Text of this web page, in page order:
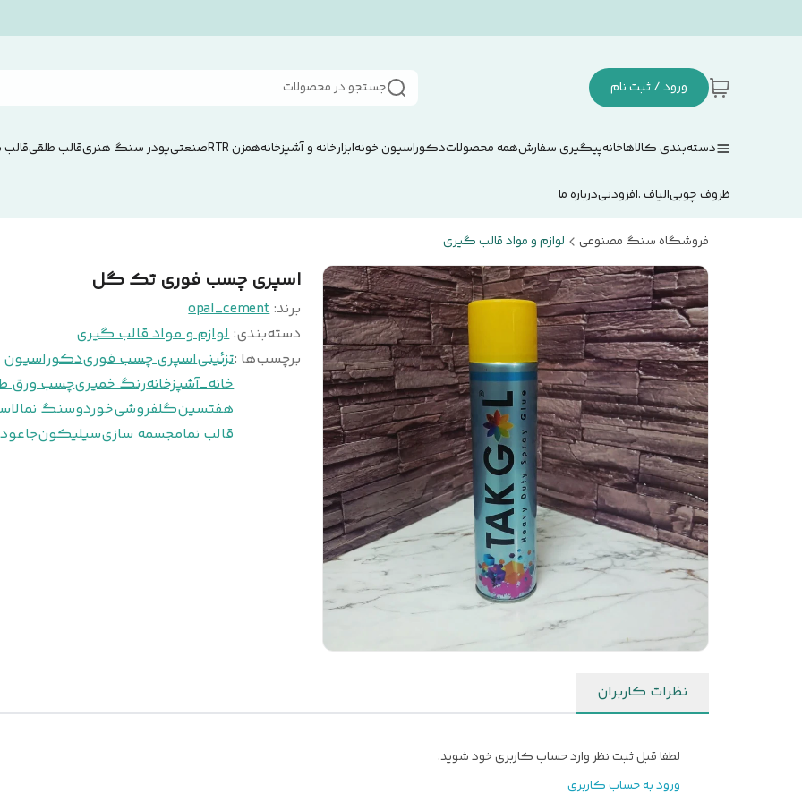
ورود / ثبت نام جستجو در محصولات
دسته‌بندی کالاهاخانهپیگیری سفارشهمه محصولاتدکوراسیون خونهابزارخانه و آشپزخانههمزن RTRصنعتی پودر سنگ هنریقالب طلقی
ظروف چوبیالیاف .افزودنیدرباره ما
فروشگاه سنگ مصنوعی لوازم و مواد قالب گیری
اسپری چسب فوری تک گل
برند:opal_cement
دسته‌بندی:لوازم و مواد قالب گیری
برچسب‌ها :تزئینیاسپری چسب فوریدکوراسیون
خانه_آشپزخانهرنگ خمیریچسب ورق
هفتسینگلفروشیخوردوسنگ نما
قالب نمامجسمه سازیسیلیکون
نظرات کاربران
لطفا قبل ثبت نظر وارد حساب کاربری خود شوید.
ورود به حساب کاربری